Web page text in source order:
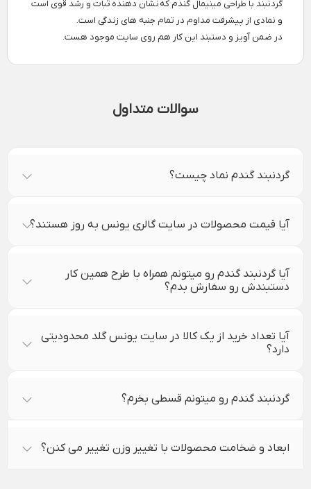
گردنبند با طراحی مینیمال گندم که نشان دهنده ثبات و رشد قوی است
و نمادی از پیشرفت مداوم در تمام جنبه های زندگی است.
در ضمن آویز و دستبند این کار هم روی سایت موجود هست.
سوالات متداول
گردنبند گندم نماد چیست؟
آیا قیمت محصولات در سایت گالری یونس به روز هستند؟
آیا گردنبند گندم رو میتونم همراه با طرح همین کار
دستبندش رو سفارش بدم؟
آیا تعداد خرید از یک کالا در سایت یونس گلد محدودیتی
دارد؟
گردنبند گندم رو میتونم قسطی بخرم؟
ابعاد و ضخامت محصولات با تغییر وزن تغییر می کنن؟